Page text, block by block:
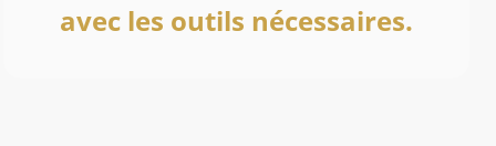
avec les outils nécessaires.